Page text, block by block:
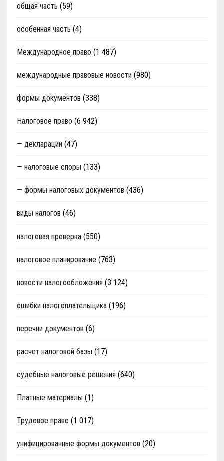
общая часть (59)
особенная часть (4)
Международное право (1 487)
международные правовые новости (980)
формы документов (338)
Налоговое право (6 942)
— декларации (47)
— налоговые споры (133)
— формы налоговых документов (436)
виды налогов (46)
налоговая проверка(550)
налоговое планирование (763)
новости налогообложения (3 124)
ошибки налогоплательщика(196)
перечни документов (6)
расчет налоговой базы (17)
судебные налоговые решения (640)
Платные материалы (1)
Трудовое право (1 017)
унифицированные формы документов (20)